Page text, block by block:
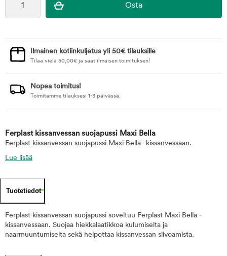
Ilmainen kotiinkuljetus yli 50€ tilauksille
Tilaa vielä 50,00€ ja saat ilmaisen toimituksen!
Nopea toimitus!
Toimitamme tilauksesi 1-3 päivässä.
Ferplast kissanvessan suojapussi Maxi Bella
Ferplast kissanvessan suojapussi Maxi Bella -kissanvessaan.
Lue lisää
Tuotetiedot
Ferplast kissanvessan suojapussi soveltuu Ferplast Maxi Bella -
kissanvessaan. Suojaa hiekkalaatikkoa kulumiselta ja
naarmuuntumiselta sekä helpottaa kissanvessan siivoamista.